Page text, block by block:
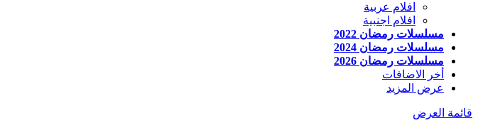
افلام عربية
افلام اجنبية
مسلسلات رمضان 2022
مسلسلات رمضان 2024
مسلسلات رمضان 2026
أخر الاضافات
عرض المزيد
قائمة العرض